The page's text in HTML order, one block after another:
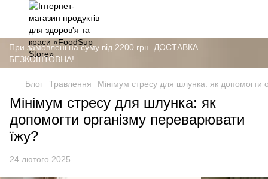
При замовлені на суму від 2200 грн. ДОСТАВКА
БЕЗКОШТОВНА!
Блог Травлення Мінімум стресу для шлунка: як допомогти
Мінімум стресу для шлунка: як
допомогти організму переварювати
їжу?
24 лютого 2025